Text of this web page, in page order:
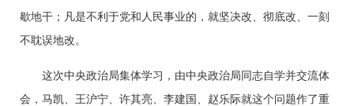
歇地干；凡是不利于党和人民事业的，就坚决改、彻底改、一刻
不耽误地改。
这次中央政治局集体学习，由中央政治局同志自学并交流体
会，马凯、王沪宁、许其亮、李建国、赵乐际就这个问题作了重